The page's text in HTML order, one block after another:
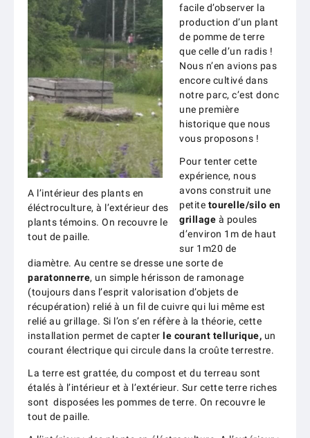
A l’intérieur des plants en
éléctroculture, à l’extérieur des
plants témoins. On recouvre le
tout de paille.
facile d’observer la
production d’un plant
de pomme de terre
que celle d’un radis !
Nous n’en avions pas
encore cultivé dans
notre parc, c’est donc
une première
historique que nous
vous proposons !
Pour tenter cette
expérience, nous
avons construit une
petite tourelle/silo en
grillage à poules
d’environ 1m de haut
sur 1m20 de
diamètre. Au centre se dresse une sorte de
paratonnerre, un simple hérisson de ramonage
(toujours dans l’esprit valorisation d’objets de
récupération) relié à un fil de cuivre qui lui même est
relié au grillage. Si l’on s’en réfère à la théorie, cette
installation permet de capter le courant tellurique, un
courant électrique qui circule dans la croûte terrestre.
La terre est grattée, du compost et du terreau sont
étalés à l’intérieur et à l’extérieur. Sur cette terre riches
sont disposées les pommes de terre. On recouvre le
tout de paille.